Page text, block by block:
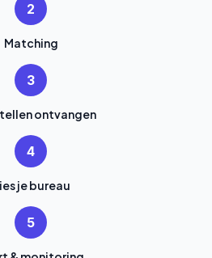
2
Matching
3
ontvangen
4
je bureau
5